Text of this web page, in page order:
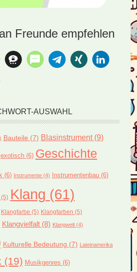
Freunde empfehlen
AUSWAHL
Bauteile (7) Blasinstrument(9)
exotisch(6) Geschichte
(6) Instrumente(4) Instrumentenbau(6)
Klang (61)
Klangfarbe (5) Klangfarben (5)
Klangvielfalt(8) Klangwelt(4)
Kulturelle Bedeutung (7) Lateinamerika
(19) Musikgenres (6)